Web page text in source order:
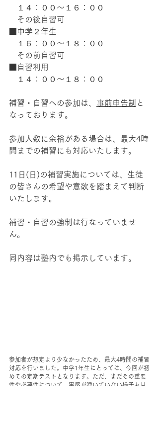
１４：００〜１６：００
その後自習可
■中学２年生
１６：００〜１８：００
その前自習可
■自習利用
１４：００〜１８：００
補習・自習への参加は、 事前申告制 と
なっております。
参加人数に余裕がある場合は、最大4時
間までの補習にも対応いたします。
11日(日)の補習実施については、生徒
の皆さんの希望や意欲を踏まえて判断
いたします。
補習・自習の強制は行なっていませ
ん。
同内容は塾内でも掲示しています。
参加者が想定より少なかったため、最大4時間の補習
対応を行いました。中学1年生にとっては、今回が初
めての定期テストとなります。ただ、まだその重要
性や必要性について、実感が湧いていない様子も見